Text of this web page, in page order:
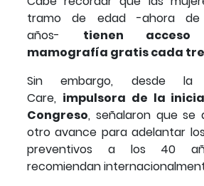
tramo de edad -ahora
años- tienen
mamografía gratis cada
Sin embargo, desde la
Care, impulsora de la
Congreso, señalaron que se
otro avance para adelantar
preventivos a los 40
recomiendan